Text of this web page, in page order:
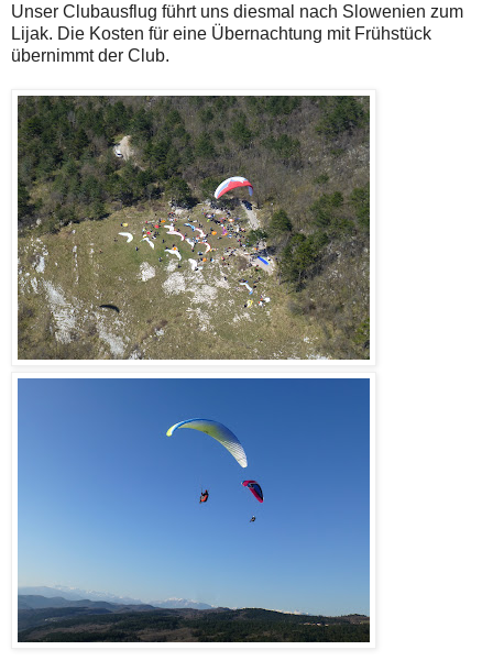
Unser Clubausflug führt uns diesmal nach Slowenien zum
Lijak. Die Kosten für eine Übernachtung mit Frühstück
übernimmt der Club.